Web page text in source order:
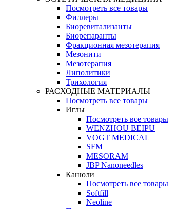
Посмотреть все товары
Филлеры
Биоревитализанты
Биорепаранты
Фракционная мезотерапия
Мезонити
Мезотерапия
Липолитики
Трихология
РАСХОДНЫЕ МАТЕРИАЛЫ
Посмотреть все товары
Иглы
Посмотреть все товары
WENZHOU BEIPU
VOGT MEDICAL
SFM
MESORAM
JBP Nanoneedles
Канюли
Посмотреть все товары
Softfill
Neoline